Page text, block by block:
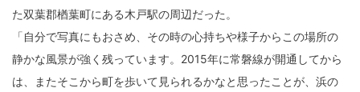
た双葉郡楢葉町にある木戸駅の周辺だった。
「自分で写真にもおさめ、その時の心持ちや様子からこの場所の
静かな風景が強く残っています。2015年に常磐線が開通してから
は、またそこから町を歩いて見られるかなと思ったことが、浜の